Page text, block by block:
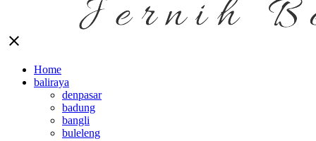
close
Home
baliraya
denpasar
badung
bangli
buleleng